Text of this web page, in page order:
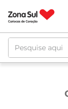
Pesquise aqui